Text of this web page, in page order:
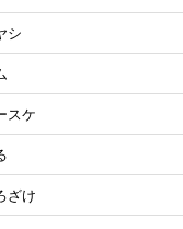
シ
スケ
ざけ